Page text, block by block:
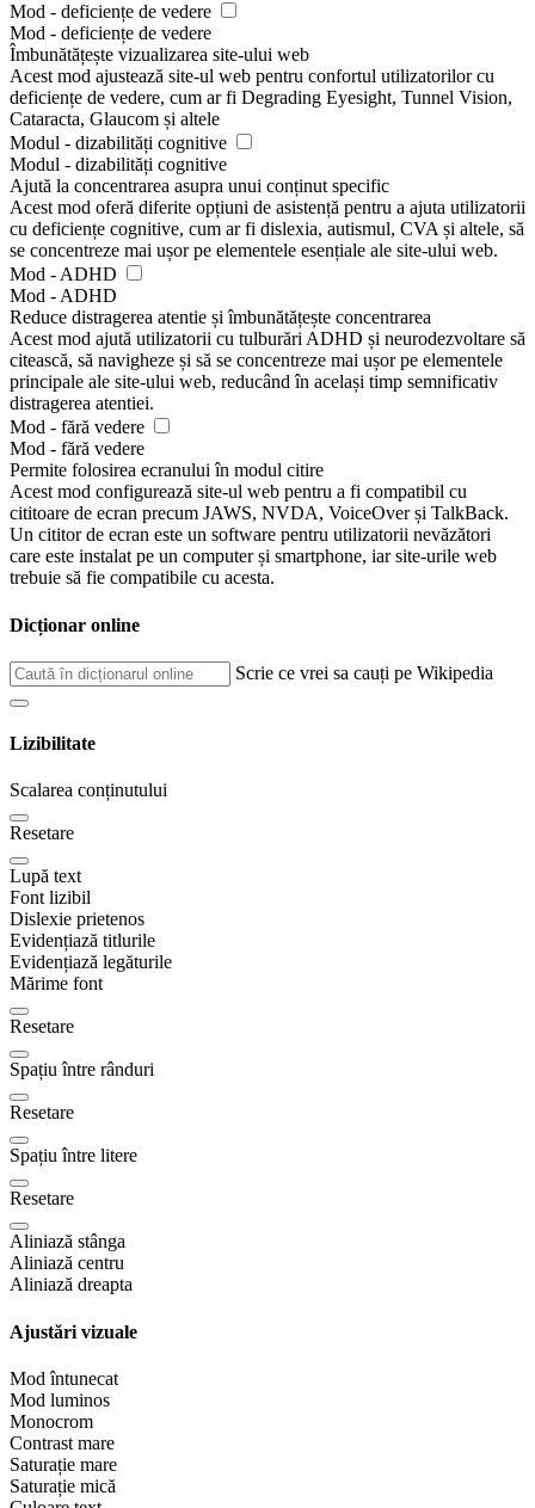
Mod - deficiențe de vedere
Mod - deficiențe de vedere
Îmbunătățește vizualizarea site-ului web
Acest mod ajustează site-ul web pentru confortul utilizatorilor cu
deficiențe de vedere, cum ar fi Degrading Eyesight, Tunnel Vision,
Cataracta, Glaucom și altele
Modul - dizabilități cognitive
Modul - dizabilități cognitive
Ajută la concentrarea asupra unui conținut specific
Acest mod oferă diferite opțiuni de asistență pentru a ajuta utilizatorii
cu deficiențe cognitive, cum ar fi dislexia, autismul, CVA și altele, să
se concentreze mai ușor pe elementele esențiale ale site-ului web.
Mod - ADHD
Mod - ADHD
Reduce distragerea atentie și îmbunătățește concentrarea
Acest mod ajută utilizatorii cu tulburări ADHD și neurodezvoltare să
citească, să navigheze și să se concentreze mai ușor pe elementele
principale ale site-ului web, reducând în același timp semnificativ
distragerea atentiei.
Mod - fără vedere
Mod - fără vedere
Permite folosirea ecranului în modul citire
Acest mod configurează site-ul web pentru a fi compatibil cu
cititoare de ecran precum JAWS, NVDA, VoiceOver și TalkBack.
Un cititor de ecran este un software pentru utilizatorii nevăzători
care este instalat pe un computer și smartphone, iar site-urile web
trebuie să fie compatibile cu acesta.
Dicționar online
Scrie ce vrei sa cauți pe Wikipedia
Lizibilitate
Scalarea conținutului
Resetare
Lupă text
Font lizibil
Dislexie prietenos
Evidențiază titlurile
Evidențiază legăturile
Mărime font
Resetare
Spațiu între rânduri
Resetare
Spațiu între litere
Resetare
Aliniază stânga
Aliniază centru
Aliniază dreapta
Ajustări vizuale
Mod întunecat
Mod luminos
Monocrom
Contrast mare
Saturație mare
Saturație mică